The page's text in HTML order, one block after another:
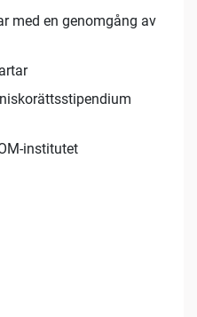
med en genomgång av
institutet